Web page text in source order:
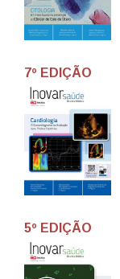
7º EDIÇÃO
5º EDIÇÃO